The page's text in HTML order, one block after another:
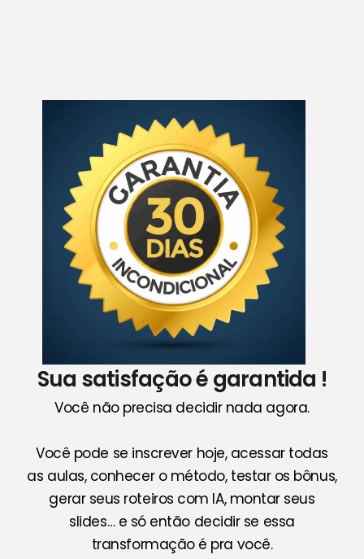
Sua satisfação é garantida !
Você não precisa decidir nada agora.
Você pode se inscrever hoje, acessar todas
as aulas, conhecer o método, testar os bônus,
gerar seus roteiros com IA, montar seus
slides… e só então decidir se essa
transformação é pra você.